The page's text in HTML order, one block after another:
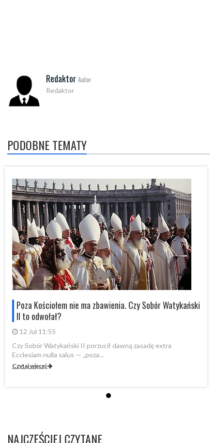
Redaktor Autor
Redaktor
PODOBNE TEMATY
Poza Kościołem nie ma zbawienia. Czy Sobór Watykański
II to odwołał?
12 Jul 11:55
Czy Sobór Watykański II porzucił dawną zasadę extra
Ecclesiam nulla salus — „poza...
Czytaj więcej
NAJCZĘŚCIEJ CZYTANE